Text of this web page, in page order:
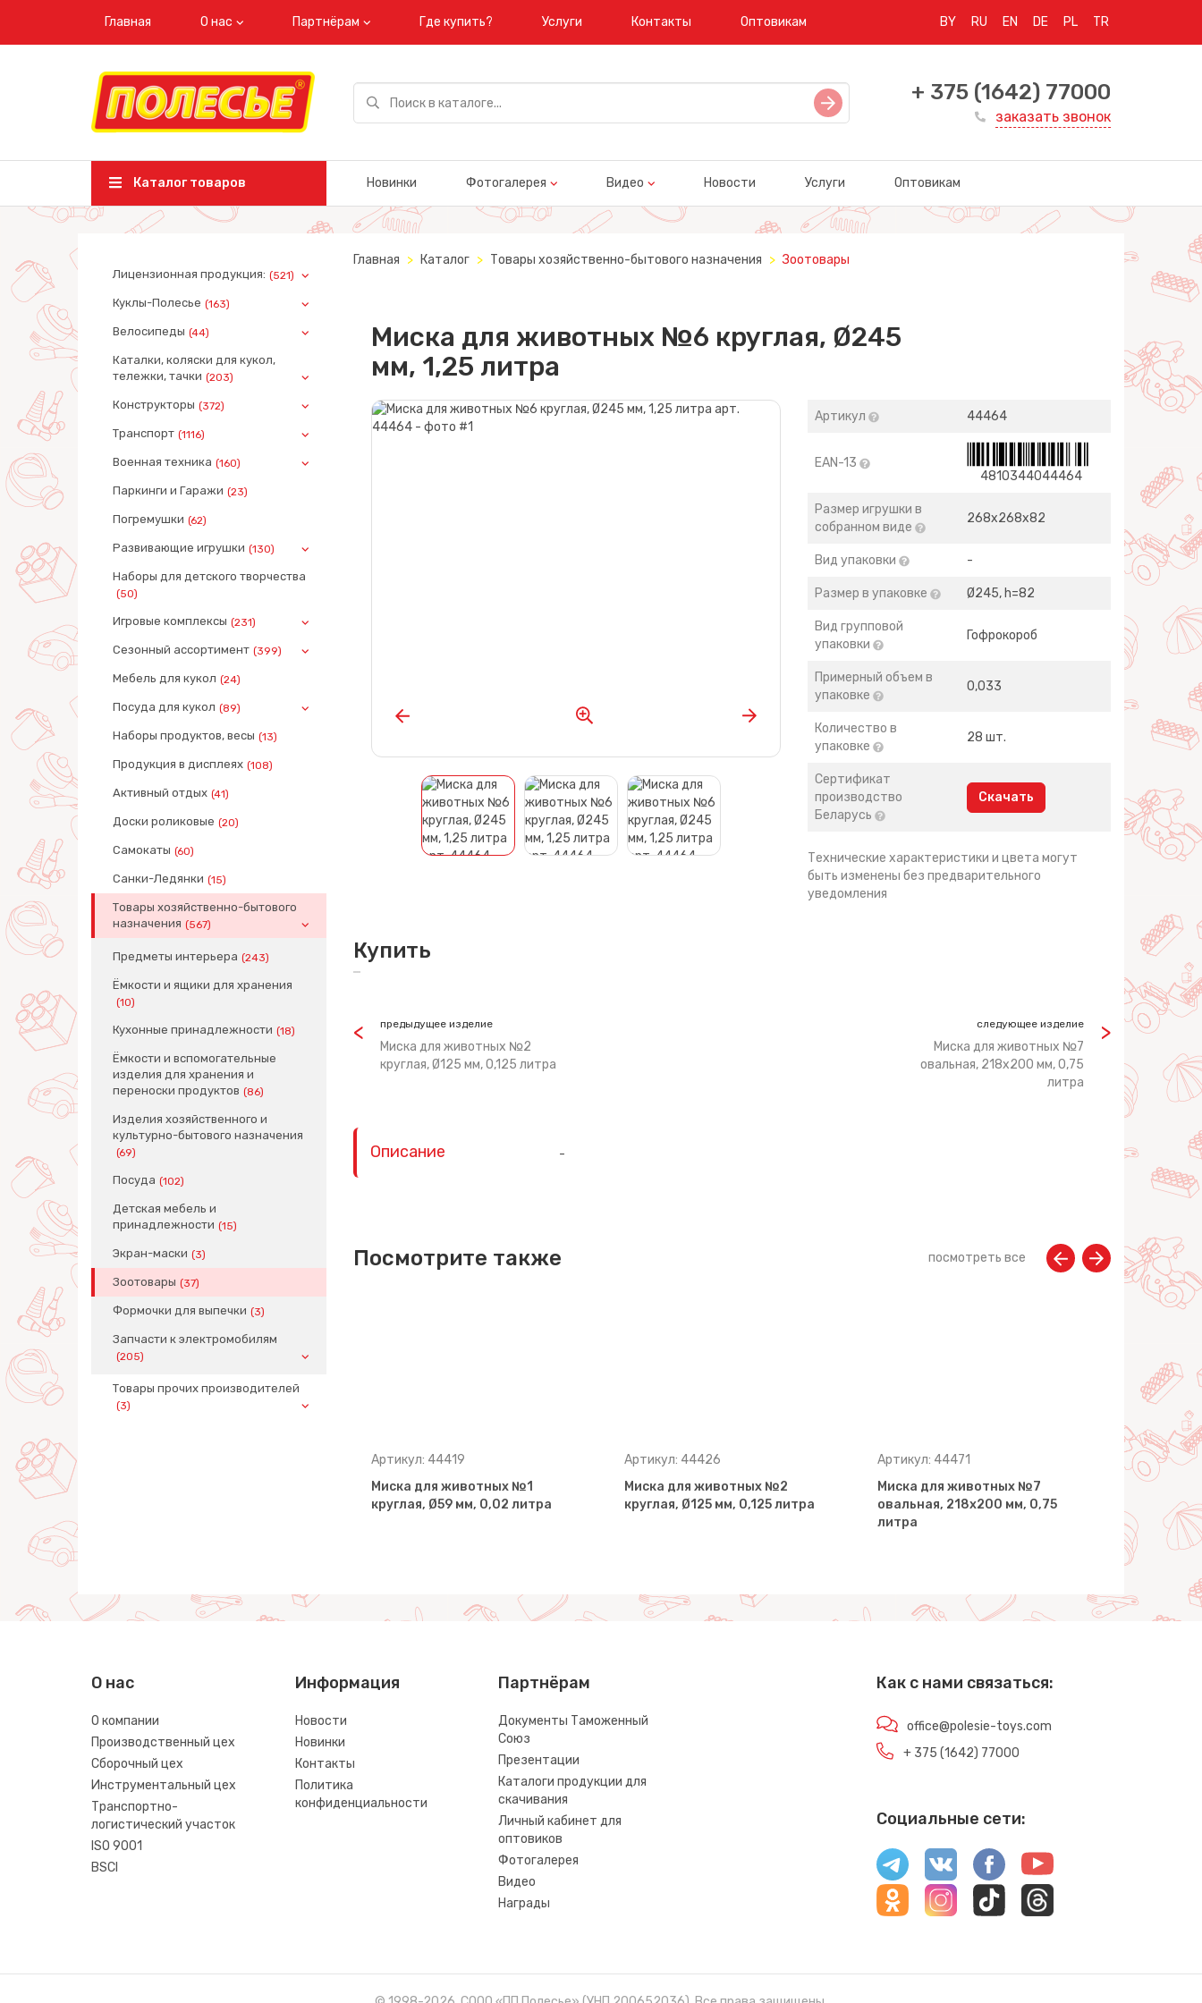
Главная О нас Партнёрам Где купить? Услуги Контакты Оптовикам BY RU EN DE PL TR
+ 375 (1642) 77000
заказать звонок
Каталог товаров Новинки Фотогалерея Видео Новости Услуги Оптовикам
Лицензионная продукция: (521)
Куклы-Полесье (163)
Велосипеды (44)
Каталки, коляски для кукол,
тележки, тачки (203)
Конструкторы (372)
Транспорт (1116)
Военная техника (160)
Паркинги и Гаражи (23)
Погремушки (62)
Развивающие игрушки (130)
Наборы для детского творчества
(50)
Игровые комплексы (231)
Сезонный ассортимент (399)
Мебель для кукол (24)
Посуда для кукол (89)
Наборы продуктов, весы (13)
Продукция в дисплеях (108)
Активный отдых (41)
Доски роликовые (20)
Самокаты (60)
Санки-Ледянки (15)
Товары хозяйственно-бытового
назначения (567)
Предметы интерьера (243)
Ёмкости и ящики для хранения
(10)
Кухонные принадлежности (18)
Ёмкости и вспомогательные
изделия для хранения и
переноски продуктов (86)
Изделия хозяйственного и
культурно-бытового назначения
(69)
Посуда (102)
Детская мебель и
принадлежности (15)
Экран-маски (3)
Зоотовары (37)
Формочки для выпечки (3)
Запчасти к электромобилям
(205)
Товары прочих производителей
(3)
Главная Каталог Товары хозяйственно-бытового назначения Зоотовары
Миска для животных №6 круглая, Ø245
мм, 1,25 литра
Артикул 44464
EAN-13
4810344044464
Размер игрушки в
собранном виде
268х268х82
Вид упаковки -
Размер в упаковке Ø245, h=82
Вид групповой
упаковки
Гофрокороб
Примерный объем в
упаковке
0,033
Количество в
упаковке
28 шт.
Сертификат
производство
Беларусь
Скачать
Технические характеристики и цвета могут
быть изменены без предварительного
уведомления
Купить
предыдущее изделие
Миска для животных №2
круглая, Ø125 мм, 0,125 литра
следующее изделие
Миска для животных №7
овальная, 218х200 мм, 0,75
литра
Описание -
Посмотрите также посмотреть все
№6
литра
Артикул: 44419
Миска для животных №1
круглая, Ø59 мм, 0,02 литра
Артикул: 44426
Миска для животных №2
круглая, Ø125 мм, 0,125 литра
Артикул: 44471
Миска для животных №7
овальная, 218х200 мм, 0,75
литра
Артикул:
Миска
двойная,
литра
О нас
О компании
Производственный цех
Сборочный цех
Инструментальный цех
Транспортно-
логистический участок
ISO 9001
BSCI
Информация
Новости
Новинки
Контакты
Политика
конфиденциальности
Партнёрам
Документы Таможенный
Союз
Презентации
Каталоги продукции для
скачивания
Личный кабинет для
оптовиков
Фотогалерея
Видео
Награды
Как с нами связаться:
office@polesie-toys.com
+ 375 (1642) 77000
Социальные сети: